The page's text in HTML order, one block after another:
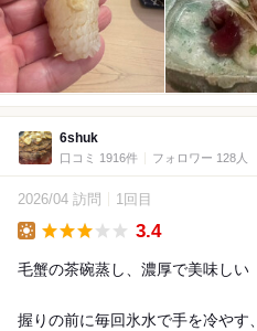
6shuk
口コミ 1916件 フォロワー 128人
2026/04 訪問 1回目
3.4
毛蟹の茶碗蒸し、濃厚で美味しい
握りの前に毎回氷水で手を冷やす、